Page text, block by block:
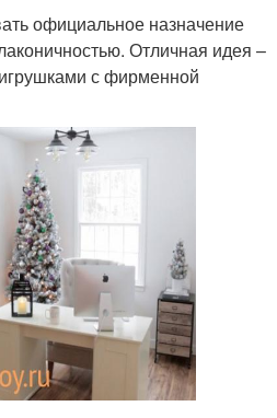
официальное назначение
Отличная идея –
с фирменной